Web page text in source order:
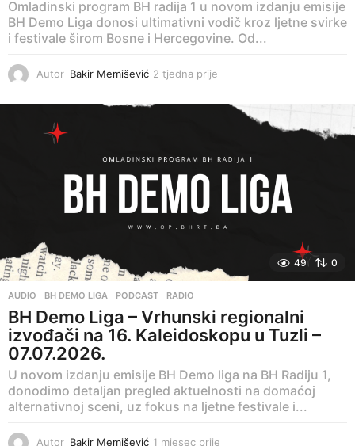
Omladinski program BH radija 1 u novom izdanju emisije
BH Demo Liga donosi ultimativni vodič kroz ljetne svirke
i festivale širom Bosne i Hercegovine. Od...
Autor Bakir Memišević 2 tjedna prije
j
a
p
j
49 0
AUDIO ,BH DEMO LIGA ,PODCAST ,RADIO
BH Demo Liga – Vrhunski regionalni
izvođači na 16. Kaleidoskopu u Tuzli –
07.07.2026.
U novom izdanju emisije BH Demo liga na BH Radiju 1,
donodimo detaljan pregled aktuelnosti na domaćoj
alternativnoj sceni, uz fokus na ljetne festivale i...
Autor Bakir Memišević 1 mjesec prije